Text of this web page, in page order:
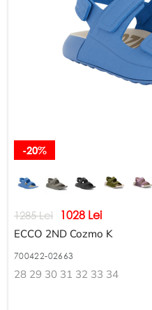
-20%
1285 Lei 1028 Lei
ECCO 2ND Cozmo K
700422-02663
28 29 30 31 32 33 34